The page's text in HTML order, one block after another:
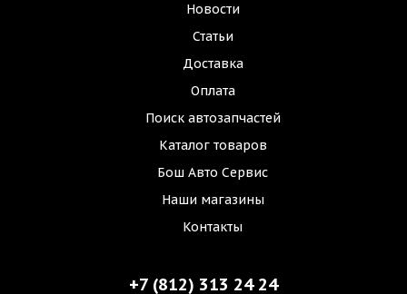
Новости
Статьи
Доставка
Оплата
Поиск автозапчастей
Каталог товаров
Бош Авто Сервис
Наши магазины
Контакты
+7 (812) 313 24 24